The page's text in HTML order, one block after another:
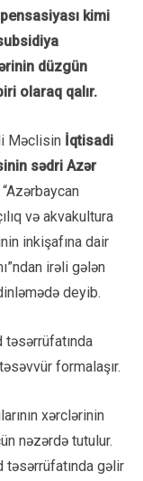
kimi
düzgün
olaraq qalır.
Məclisin İqtisadi
sədri Azər
və akvakultura
inkişafına dair
irəli gələn
deyib.
formalaşır.
xərclərinin
nəzərdə tutulur.
təsərrüfatında gəlir